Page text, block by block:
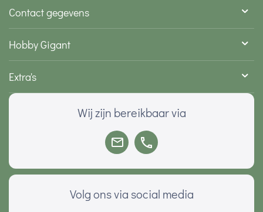
Contact gegevens
Hobby Gigant
Extra's
Wij zijn bereikbaar via
Volg ons via social media